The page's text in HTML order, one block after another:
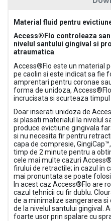
Material fluid pentru
Access®Flo controleaza
nivelul santului gingival si
atraumatica.
Access®Flo este un material
pe caolin si este indicat sa fie
amprentari pentru coronae
forma de unidoza,
incrucisata si scurteaza timpul
Doar inserati unidoza de
si plasati materialul la nivelul
produce evictiune gingivala
si nu necesita fir pentru
capa de compresie,
timp de 2 minute pentru a
cele mai multe cazuri
firului de retractile; in cazul in
mai pronuntata se poate
In acest caz Access®Flo are
cazul tehnicii cu fir dublu.
de a minimalize sangerarea si
de la nivelul santului gingival.
foarte usor prin spalare cu